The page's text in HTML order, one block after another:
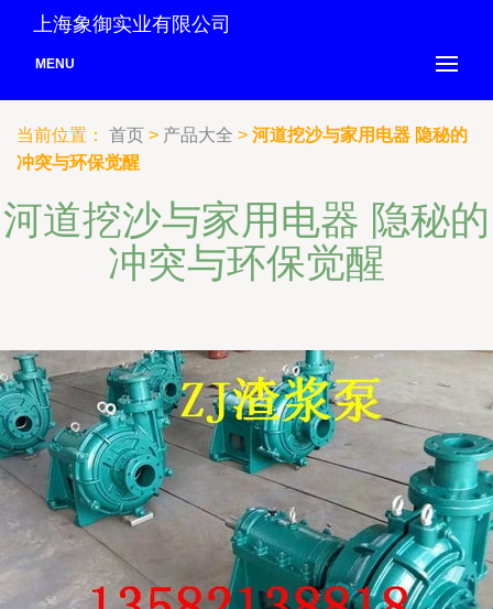
上海象御实业有限公司
MENU
当前位置： 首页 > 产品大全 > 河道挖沙与家用电器 隐秘的
冲突与环保觉醒
河道挖沙与家用电器 隐秘的
冲突与环保觉醒